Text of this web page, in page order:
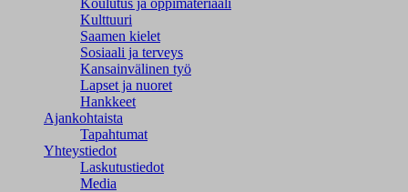
Koulutus ja oppimateriaali
Kulttuuri
Saamen kielet
Sosiaali ja terveys
Kansainvälinen työ
Lapset ja nuoret
Hankkeet
Ajankohtaista
Tapahtumat
Yhteystiedot
Laskutustiedot
Media